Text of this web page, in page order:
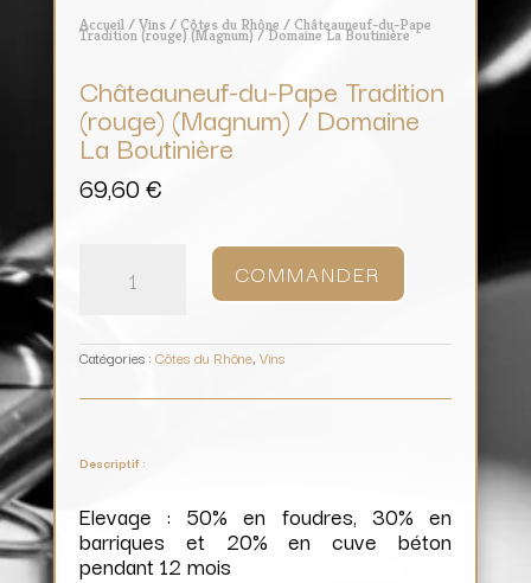
Accueil/Vins/ Côtes du Rhône / Châteauneuf-du-Pape
Tradition (rouge) (Magnum) / Domaine La Boutinière
Châteauneuf-du-Pape Tradition
(rouge) (Magnum) / Domaine
La Boutinière
69,60€
Domaine
La
Boutinière
COMMANDER
Catégories : Côtes du Rhône, Vins
Descriptif :
Elevage : 50% en foudres, 30% en
barriques et 20% en cuve béton
pendant 12 mois